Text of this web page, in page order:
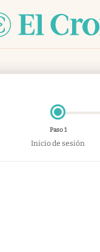
Paso 1
Inicio de sesión